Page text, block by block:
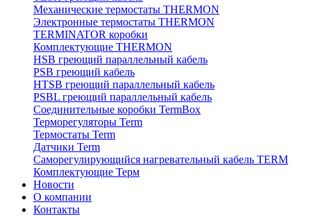
Механические термостаты THERMON
Электронные термостаты THERMON
TERMINATOR коробки
Комплектующие THERMON
HSB греющий параллельный кабель
PSB греющий кабель
HTSB греющий параллельный кабель
PSBL греющий параллельный кабель
Соединительные коробки TermBox
Терморегуляторы Term
Термостаты Term
Датчики Term
Саморегулирующийся нагревательный кабель TERM
Комплектующие Терм
Новости
О компании
Контакты